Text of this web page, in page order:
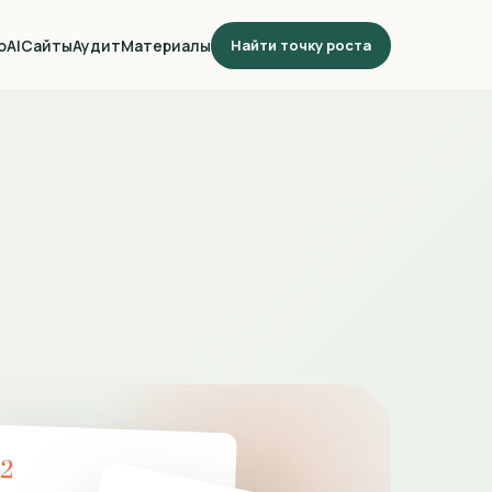
AIСайтыАудитМатериалы Найти точку роста